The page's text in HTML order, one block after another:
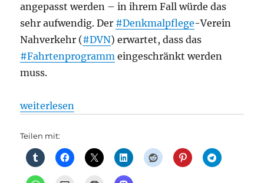
angepasst werden – in ihrem Fall würde das
sehr aufwendig. Der #Denkmalpflege-Verein
Nahverkehr (#DVN) erwartet, dass das
#Fahrtenprogramm eingeschränkt werden
muss.
„Straßenbahn + Museum: Schlechte Nachrichten
weiterlesen
Teilen mit: